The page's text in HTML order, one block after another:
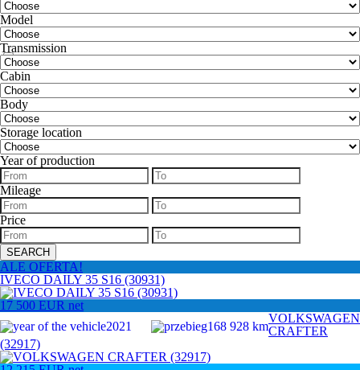
Model
Low Deck
Transmission
Cabin
Body
Storage location
Year of production
Mileage
Price
SEARCH
ALE OFERTA!
IVECO DAILY 35 S16 (30931)
17 500 EUR net
2021
168 928 km
VOLKSWAGEN
CRAFTER
(32917)